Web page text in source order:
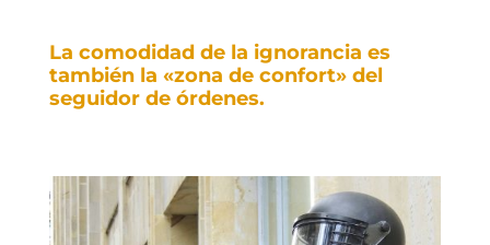
La comodidad de la ignorancia es
también la «zona de confort» del
seguidor de órdenes.